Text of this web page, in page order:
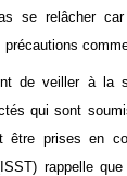
se relâcher car
précautions
de veiller à la
qui sont
être prises en
rappelle